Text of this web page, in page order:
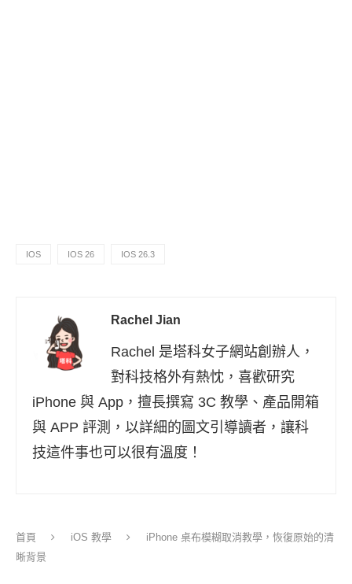
IOS IOS 26 IOS 26.3
Rachel Jian
Rachel 是塔科女子網站創辦人，
對科技格外有熱忱，喜歡研究
iPhone 與 App，擅長撰寫 3C 教學、產品開箱
與 APP 評測，以詳細的圖文引導讀者，讓科
技這件事也可以很有溫度！
首頁 iOS 教學
iPhone 桌布模糊取消教學，恢復原始的清
晰背景